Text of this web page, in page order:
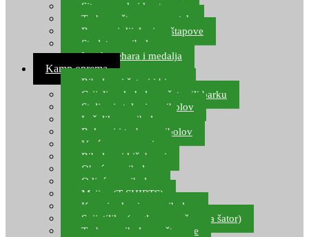
Sito, posude i kante
Torbe za štapove – match
Rezervni dijelovi za štapove
Starlete za ribolov
Izrada pehara i medalja
Kamp oprema
Ribolovni šatori i bivvy
Grijalice, kuhala za šator ili barku
Stolice i stolovi za ribolov
Ležaljke za ribolov
Ruksaci i torbe za ribolov
Vreće za spavanje
Ribolovni kišobrani
Obuća za ribolov
Odjeća za ribolov
Majice (T-SHIRTS)
Kape i rukavice za ribolov
Svijetiljke (naglavne, ručne, za šator)
Torbe za ribolovne štapove